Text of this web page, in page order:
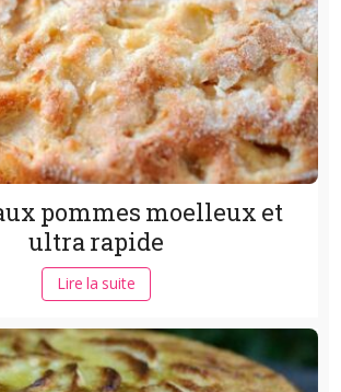
pommes moelleux et
ultra rapide
Lire la suite